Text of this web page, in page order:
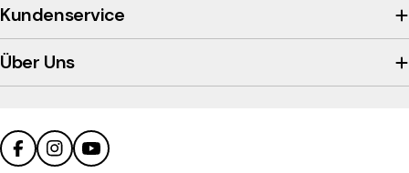
Kundenservice
Über Uns
company's
Trustpilot
profile
FacebookInstagramYouTube